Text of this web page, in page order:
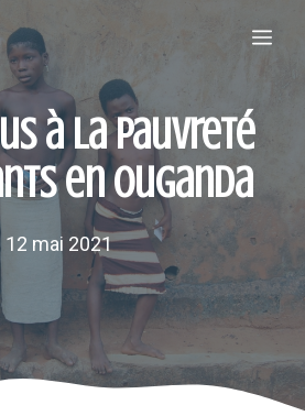
à la pauvreté
en Ouganda
12 mai 2021